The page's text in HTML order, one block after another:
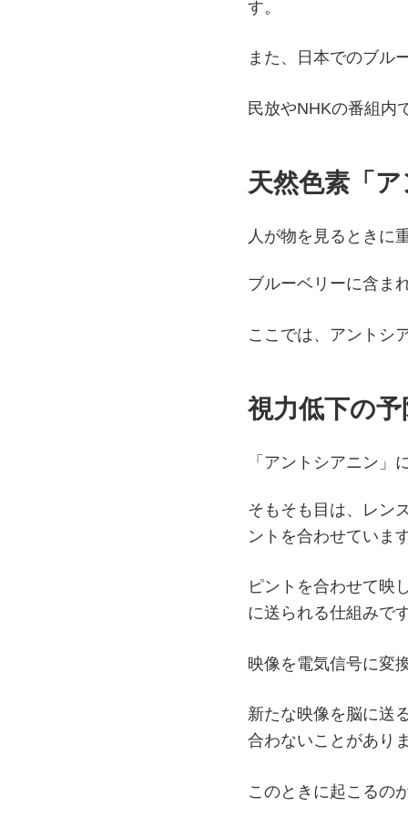
す。
また、日本でのブル
民放やNHKの番組内
天然色素「
人が物を見るときに
ブルーベリーに含ま
ここでは、アントシ
視力低下の予
「アントシアニン」
そもそも目は、レン
ントを合わせていま
ピントを合わせて映
に送られる仕組みで
映像を電気信号に変
新たな映像を脳に送
合わないことがあり
このときに起こるの